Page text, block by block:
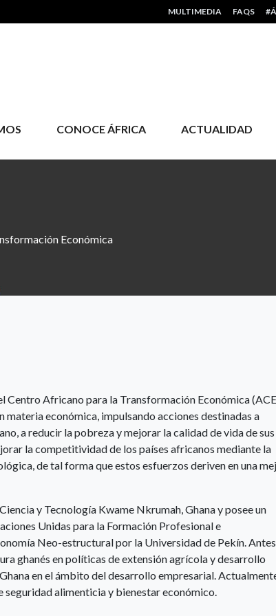
HEADER MENU
MULTIMEDIA FAQS
CONOCE ÁFRICA ACTUALIDAD
Económica
Centro Africano para la Transformación Económica
económica, impulsando acciones destinadas a
a reducir la pobreza y mejorar la calidad de vida de sus
la competitividad de los países africanos mediante la
de tal forma que estos esfuerzos deriven en una
y Tecnología Kwame Nkrumah, Ghana y posee un
Unidas para la Formación Profesional e
Neo-estructural por la Universidad de Pekín.
ghanés en políticas de extensión agrícola y desarrollo
en el ámbito del desarrollo empresarial.
alimenticia y bienestar económico.